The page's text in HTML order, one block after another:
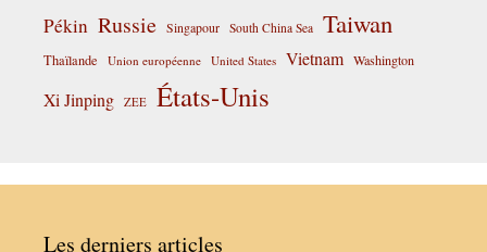
Pékin Russie Singapour South China Sea Taiwan
Thaïlande Union européenne United States Vietnam Washington
Xi Jinping ZEE États-Unis
Les derniers articles